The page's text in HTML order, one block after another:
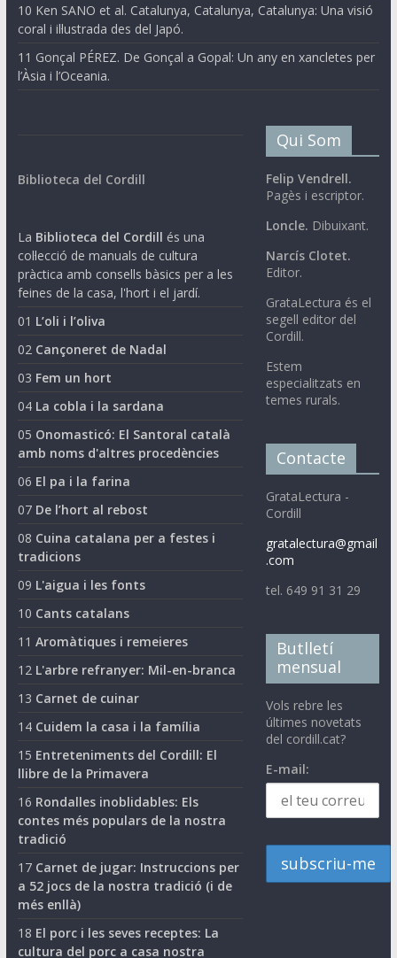
10 Ken SANO et al. Catalunya, Catalunya, Catalunya: Una visió
coral i il·lustrada des del Japó.
11 Gonçal PÉREZ. De Gonçal a Gopal: Un any en xancletes per
l’Àsia i l’Oceania.
Biblioteca del Cordill
La Biblioteca del Cordill és una
col·lecció de manuals de cultura
pràctica amb consells bàsics per a les
feines de la casa, l'hort i el jardí.
01 L’oli i l’oliva
02 Cançoneret de Nadal
03 Fem un hort
04 La cobla i la sardana
05 Onomasticó: El Santoral català
amb noms d'altres procedències
06 El pa i la farina
07 De l’hort al rebost
08 Cuina catalana per a festes i
tradicions
09 L'aigua i les fonts
10 Cants catalans
11 Aromàtiques i remeieres
12 L'arbre refranyer: Mil-en-branca
13 Carnet de cuinar
14 Cuidem la casa i la família
15 Entreteniments del Cordill: El
llibre de la Primavera
16 Rondalles inoblidables: Els
contes més populars de la nostra
tradició
17 Carnet de jugar: Instruccions per
a 52 jocs de la nostra tradició (i de
més enllà)
18 El porc i les seves receptes: La
cultura del porc a casa nostra
Qui Som
Felip Vendrell.
Pagès i escriptor.
Loncle. Dibuixant.
Narcís Clotet.
Editor.
GrataLectura és el
segell editor del
Cordill.
Estem
especialitzats en
temes rurals.
Contacte
GrataLectura -
Cordill
gratalectura@gmail
.com
tel. 649 91 31 29
Butlletí
mensual
Vols rebre les
últimes novetats
del cordill.cat?
E-mail: